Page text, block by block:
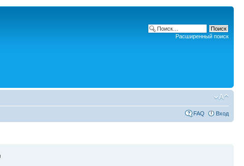
Расширенный поиск
FAQ Вход